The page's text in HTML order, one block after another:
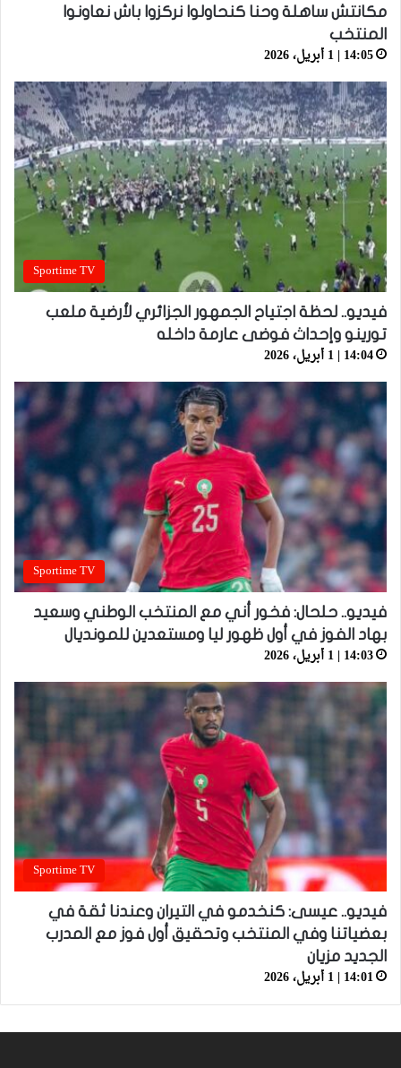
مكانتش ساهلة وحنا كنحاولوا نركزوا باش نعاونوا
المنتخب
14:05 | 1 أبريل، 2026
Sportime TV
فيديو.. لحظة اجتياح الجمهور الجزائري لأرضية ملعب
تورينو وإحداث فوضى عارمة داخله
14:04 | 1 أبريل، 2026
Sportime TV
فيديو.. حلحال: فخور أني مع المنتخب الوطني وسعيد
بهاد الفوز في أول ظهور ليا ومستعدين للمونديال
14:03 | 1 أبريل، 2026
Sportime TV
فيديو.. عيسى: كنخدمو في التيران وعندنا ثقة في
بعضياتنا وفي المنتخب وتحقيق أول فوز مع المدرب
الجديد مزيان
14:01 | 1 أبريل، 2026